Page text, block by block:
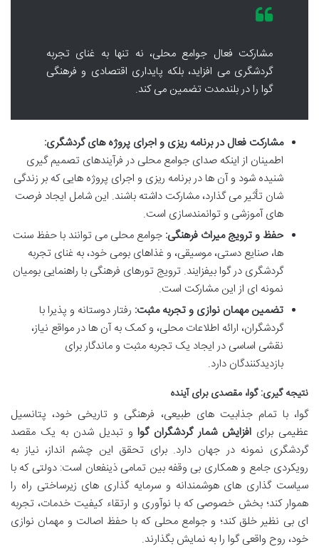
مشارکت فعال جوامع محلی، نه تنها به غنای تجربه
گردشگری می افزاید، بلکه پایداری اقتصادی و فرهنگی
گوا را در بلندمدت تضمین می کند.
مشارکت فعال در برنامه ریزی و اجرای پروژه های گردشگری:
اطمینان از اینکه صدای جوامع محلی در فرآیندهای تصمیم گیری
شنیده شود و آن ها در برنامه ریزی و اجرای پروژه هایی که بر زندگی
شان تأثیر می گذارد، مشارکت داشته باشند. این شامل ایجاد فرصت
های آموزشی و توانمندسازی است.
حفظ و ترویج میراث فرهنگی: جوامع محلی می توانند با حفظ سنت
ها، صنایع دستی، موسیقی، و غذاهای بومی خود، به غنای تجربه
گردشگری در گوا بیفزایند. ترویج تورهای فرهنگی با راهنمایی بومیان
نمونه ای از این مشارکت است.
تضمین مهمان نوازی و تجربه مثبت: رفتار دوستانه و پذیرا با
گردشگران، ارائه اطلاعات محلی، و کمک به آن ها در مواقع نیاز،
نقشی اساسی در ایجاد یک تجربه مثبت و ماندگار برای
بازدیدکنندگان دارد.
نتیجه گیری: گوا، مقصدی برای آینده
گوا، با تمام جذابیت های طبیعی، فرهنگی و تاریخی خود، پتانسیل
عظیمی برای افزایش شمار گردشگران گواو تبدیل شدن به یک مقصد
گردشگری نمونه در جهان دارد. برای تحقق این چشم انداز، نیاز به
رویکردی جامع و همکاری بی وقفه بین تمامی ذینفعان است: دولتی که با
سیاست گذاری های هوشمندانه و سرمایه گذاری های زیرساختی راه را
هموار کند؛ بخش خصوصی که با نوآوری و ارتقاء کیفیت خدمات، تجربه
ای بی نظیر خلق کند؛ و جوامع محلی که با حفظ اصالت و مهمان نوازی
خود، روح واقعی گوا را به نمایش بگذارند.